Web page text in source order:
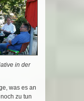
in der
was es an
zu tun